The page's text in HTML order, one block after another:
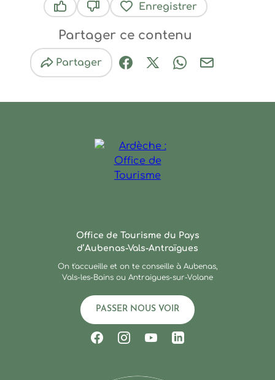
Enregistrer
Partager ce contenu
Partager
Partager sur Facebook
Partager sur X / Twitter
Partager sur
Partager par
Office de Tourisme du Pays
d’Aubenas-Vals-Antraïgues
On t'accueille et on te conseille à Aubenas,
Vals-les-Bains ou Antraigues-sur-Volane
PASSER NOUS VOIR
Suivez-nous sur Facebook
Suivez-nous sur Instagram
Suivez-nous sur
Suivez-nous sur